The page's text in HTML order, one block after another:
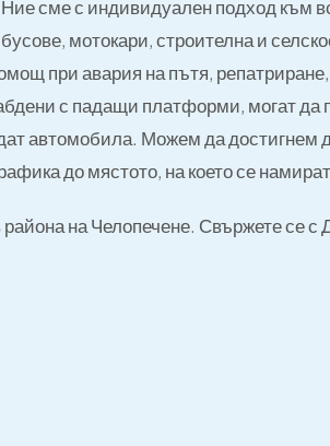
сме с индивидуален подход към
мотокари, строителна и
при авария на пътя, репатриране,
с падащи платформи, могат да
автомобила. Можем да достигнем
до мястото, на което се
на Челопечене. Свържете се